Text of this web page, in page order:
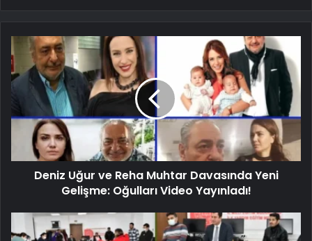
Deniz Uğur ve Reha Muhtar Davasında Yeni
Gelişme: Oğulları Video Yayınladı!